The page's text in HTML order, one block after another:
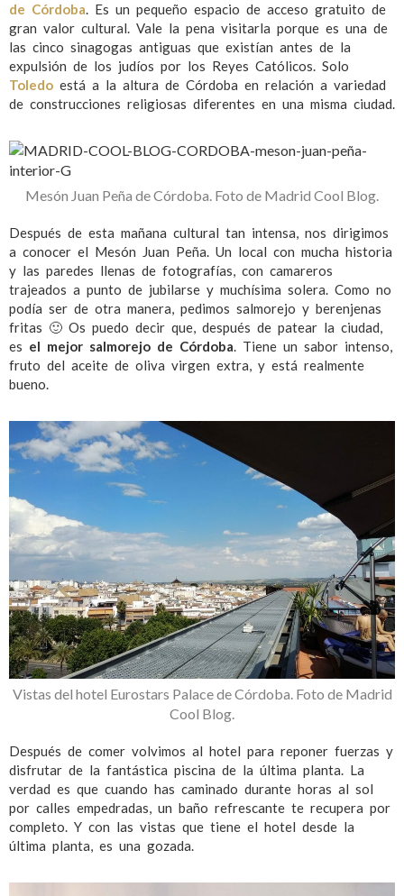
de Córdoba. Es un pequeño espacio de acceso gratuito de
gran valor cultural. Vale la pena visitarla porque es una de
las cinco sinagogas antiguas que existían antes de la
expulsión de los judíos por los Reyes Católicos. Solo
Toledo está a la altura de Córdoba en relación a variedad
de construcciones religiosas diferentes en una misma ciudad.
Mesón Juan Peña de Córdoba. Foto de Madrid Cool Blog.
Después de esta mañana cultural tan intensa, nos dirigimos
a conocer el Mesón Juan Peña. Un local con mucha historia
y las paredes llenas de fotografías, con camareros
trajeados a punto de jubilarse y muchísima solera. Como no
podía ser de otra manera, pedimos salmorejo y berenjenas
fritas 🙂 Os puedo decir que, después de patear la ciudad,
es el mejor salmorejo de Córdoba. Tiene un sabor intenso,
fruto del aceite de oliva virgen extra, y está realmente
bueno.
Vistas del hotel Eurostars Palace de Córdoba. Foto de Madrid
Cool Blog.
Después de comer volvimos al hotel para reponer fuerzas y
disfrutar de la fantástica piscina de la última planta. La
verdad es que cuando has caminado durante horas al sol
por calles empedradas, un baño refrescante te recupera por
completo. Y con las vistas que tiene el hotel desde la
última planta, es una gozada.